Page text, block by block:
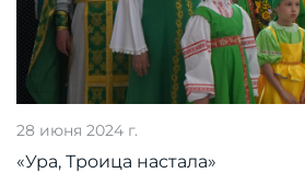
28 июня 2024 г.
«Ура, Троица настала»